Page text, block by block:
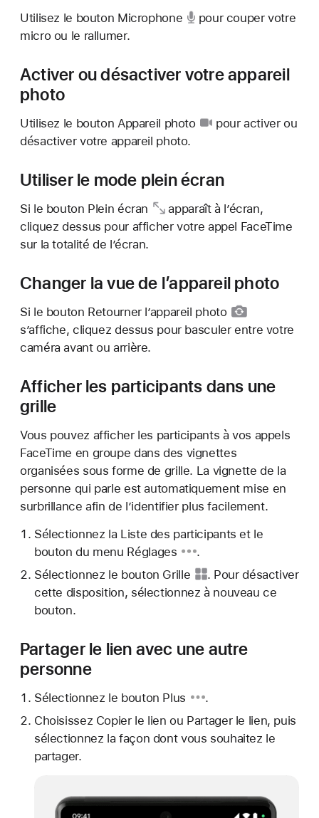
Utilisez le bouton Microphone
pour couper votre
micro ou le rallumer.
Activer ou désactiver votre appareil
photo
Utilisez le bouton Appareil photo
pour activer ou
désactiver votre appareil photo.
Utiliser le mode plein écran
Si le bouton Plein écran
apparaît à l’écran,
cliquez dessus pour afficher votre appel FaceTime
sur la totalité de l’écran.
Changer la vue de l’appareil photo
Si le bouton Retourner l’appareil photo
s’affiche, cliquez dessus pour basculer entre votre
caméra avant ou arrière.
Afficher les participants dans une
grille
Vous pouvez afficher les participants à vos appels
FaceTime en groupe dans des vignettes
organisées sous forme de grille. La vignette de la
personne qui parle est automatiquement mise en
surbrillance afin de l’identifier plus facilement.
Sélectionnez la Liste des participants et le
bouton du menu Réglages
.
Sélectionnez le bouton Grille
. Pour désactiver
cette disposition, sélectionnez à nouveau ce
bouton.
Partager le lien avec une autre
personne
Sélectionnez le bouton Plus
.
Choisissez Copier le lien ou Partager le lien, puis
sélectionnez la façon dont vous souhaitez le
partager.